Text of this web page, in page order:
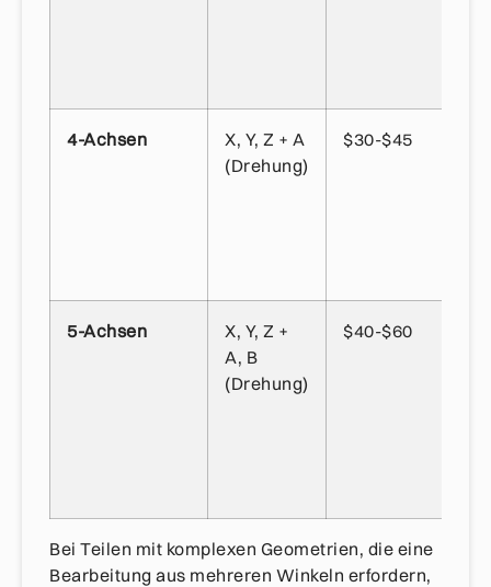
4-Achsen
X, Y, Z + A
(Drehung)
$30-$45
5-Achsen
X, Y, Z +
A, B
(Drehung)
$40-$60
Bei Teilen mit komplexen Geometrien, die eine
Bearbeitung aus mehreren Winkeln erfordern,